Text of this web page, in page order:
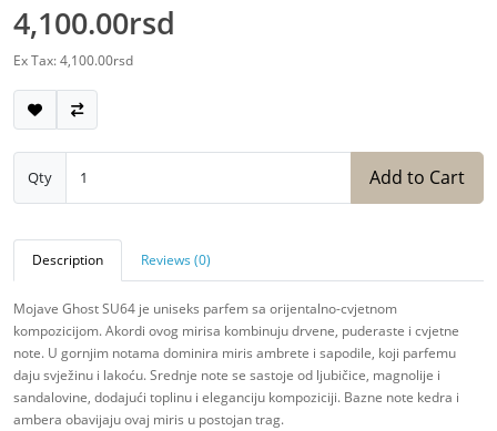
4,100.00rsd
Ex Tax: 4,100.00rsd
Qty Add to Cart
Description Reviews (0)
Mojave Ghost SU64 je uniseks parfem sa orijentalno-cvjetnom
kompozicijom. Akordi ovog mirisa kombinuju drvene, puderaste i cvjetne
note. U gornjim notama dominira miris ambrete i sapodile, koji parfemu
daju svježinu i lakoću. Srednje note se sastoje od ljubičice, magnolije i
sandalovine, dodajući toplinu i eleganciju kompoziciji. Bazne note kedra i
ambera obavijaju ovaj miris u postojan trag.